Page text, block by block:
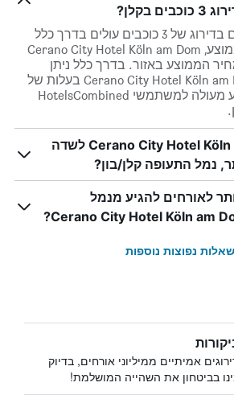
בקלן?
מלונות בקלן המדורגים בדירוג של 3 כוכבים עולים בדרך כלל
₪410 ללילה, אבל בממוצע, Cerano City Hotel Köln am Dom
מהמחיר הממוצע באזור. בדרך כלל ניתן
ליהנות מאירוח בCerano City Hotel Köln am Dom בעלות של
₪624 ללילה. זה מבצע מעולה למשתמשי HotelsCombined
כמה קרוב Cerano City Hotel Köln am Dom לשדה
נמל התעופה קלן/בון?
לאורחים להגיע מנמל
שאלות נפוצות נוספות
אמיתיים ממיליוני אורחים, בדיוק
בביטחון את השהייה המושלמת!